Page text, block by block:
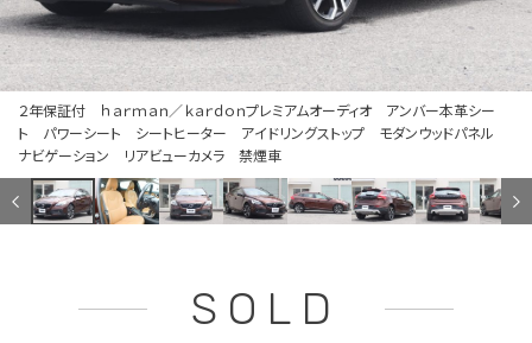
２年保証付 ｈａｒｍａｎ／ｋａｒｄｏｎプレミアムオーディオ アンバー本革シー
ト パワーシート シートヒーター アイドリングストップ モダンウッドパネル
ナビゲーション リアビューカメラ 禁煙車
SOLD